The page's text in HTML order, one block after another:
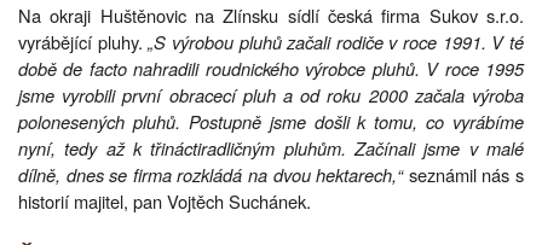
Na okraji Huštěnovic na Zlínsku sídlí česká firma Sukov s.r.o.
vyrábějící pluhy.„S výrobou pluhů začali rodiče v roce 1991. V té
době de facto nahradili roudnického výrobce pluhů. V roce 1995
jsme vyrobili první obracecí pluh a od roku 2000 začala výroba
polonesených pluhů. Postupně jsme došli k tomu, co vyrábíme
nyní, tedy až k třináctiradličným pluhům. Začínali jsme v malé
dílně, dnes se firma rozkládá na dvou hektarech,“seznámil nás s
historií majitel, pan Vojtěch Suchánek.